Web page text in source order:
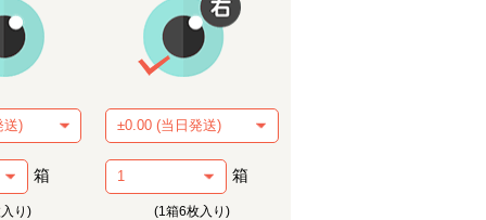
箱
り)
箱
(1箱6枚入り)